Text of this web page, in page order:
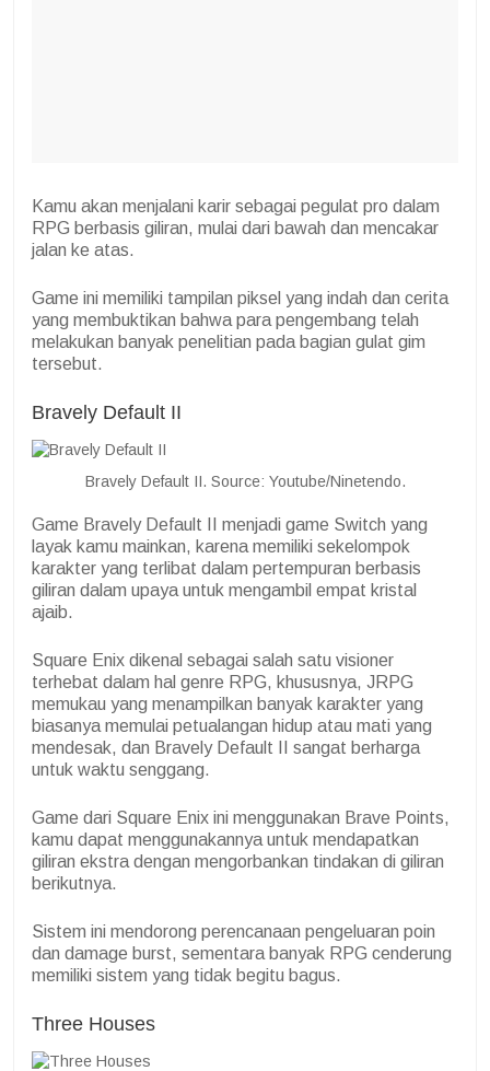
Kamu akan menjalani karir sebagai pegulat pro dalam
RPG berbasis giliran, mulai dari bawah dan mencakar
jalan ke atas.
Game ini memiliki tampilan piksel yang indah dan cerita
yang membuktikan bahwa para pengembang telah
melakukan banyak penelitian pada bagian gulat gim
tersebut.
Bravely Default II
Bravely Default II. Source: Youtube/Ninetendo.
Game Bravely Default II menjadi game Switch yang
layak kamu mainkan, karena memiliki sekelompok
karakter yang terlibat dalam pertempuran berbasis
giliran dalam upaya untuk mengambil empat kristal
ajaib.
Square Enix dikenal sebagai salah satu visioner
terhebat dalam hal genre RPG, khususnya, JRPG
memukau yang menampilkan banyak karakter yang
biasanya memulai petualangan hidup atau mati yang
mendesak, dan Bravely Default II sangat berharga
untuk waktu senggang.
Game dari Square Enix ini menggunakan Brave Points,
kamu dapat menggunakannya untuk mendapatkan
giliran ekstra dengan mengorbankan tindakan di giliran
berikutnya.
Sistem ini mendorong perencanaan pengeluaran poin
dan damage burst, sementara banyak RPG cenderung
memiliki sistem yang tidak begitu bagus.
Three Houses